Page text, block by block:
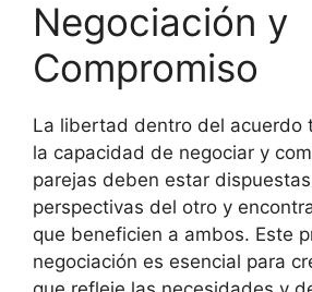
Negociación y
Compromiso
La libertad dentro del acuerdo
la capacidad de negociar y
parejas deben estar
perspectivas del otro y
que beneficien a ambos. Este
negociación es esencial para